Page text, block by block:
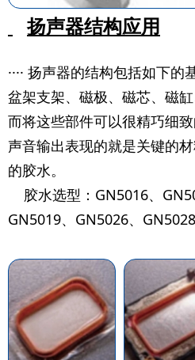
扬声器结构应用
···· 扬声器的结构包括如下的
盆架支架、磁极、磁芯、磁
而将这些部件可以很精巧细
声音输出表现的就是关键的
的胶水。
胶水选型：GN5016、
GN5019、GN5026、